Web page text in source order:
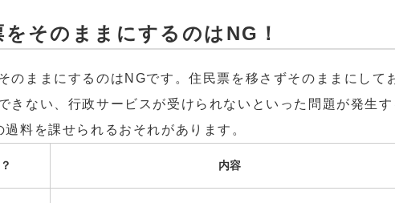
そのままにするのはNG！
のままにするのはNGです。住民票を移さずそのままにして
きない、行政サービスが受けられないといった問題が発生
料を課せられるおそれがあります。
内容